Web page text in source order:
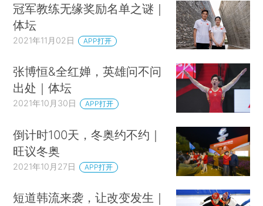
冠军教练无缘奖励名单之谜｜
体坛
2021年11月02日 APP打开
张博恒&全红婵，英雄问不问
出处｜体坛
2021年10月30日 APP打开
倒计时100天，冬奥约不约｜
旺议冬奥
2021年10月27日 APP打开
短道韩流来袭，让改变发生｜